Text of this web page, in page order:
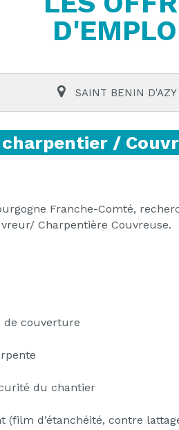
SAINT BENIN D'AZY
/
Franche-Comté,
Charpentière Couvreuse.
de couverture
du chantier
(film d’étanchéité, contre